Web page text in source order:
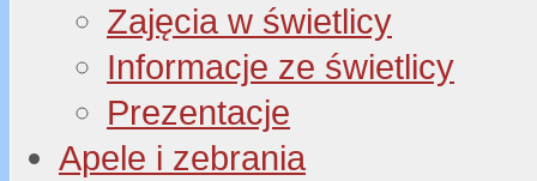
Zajęcia w świetlicy
Informacje ze świetlicy
Prezentacje
Apele i zebrania